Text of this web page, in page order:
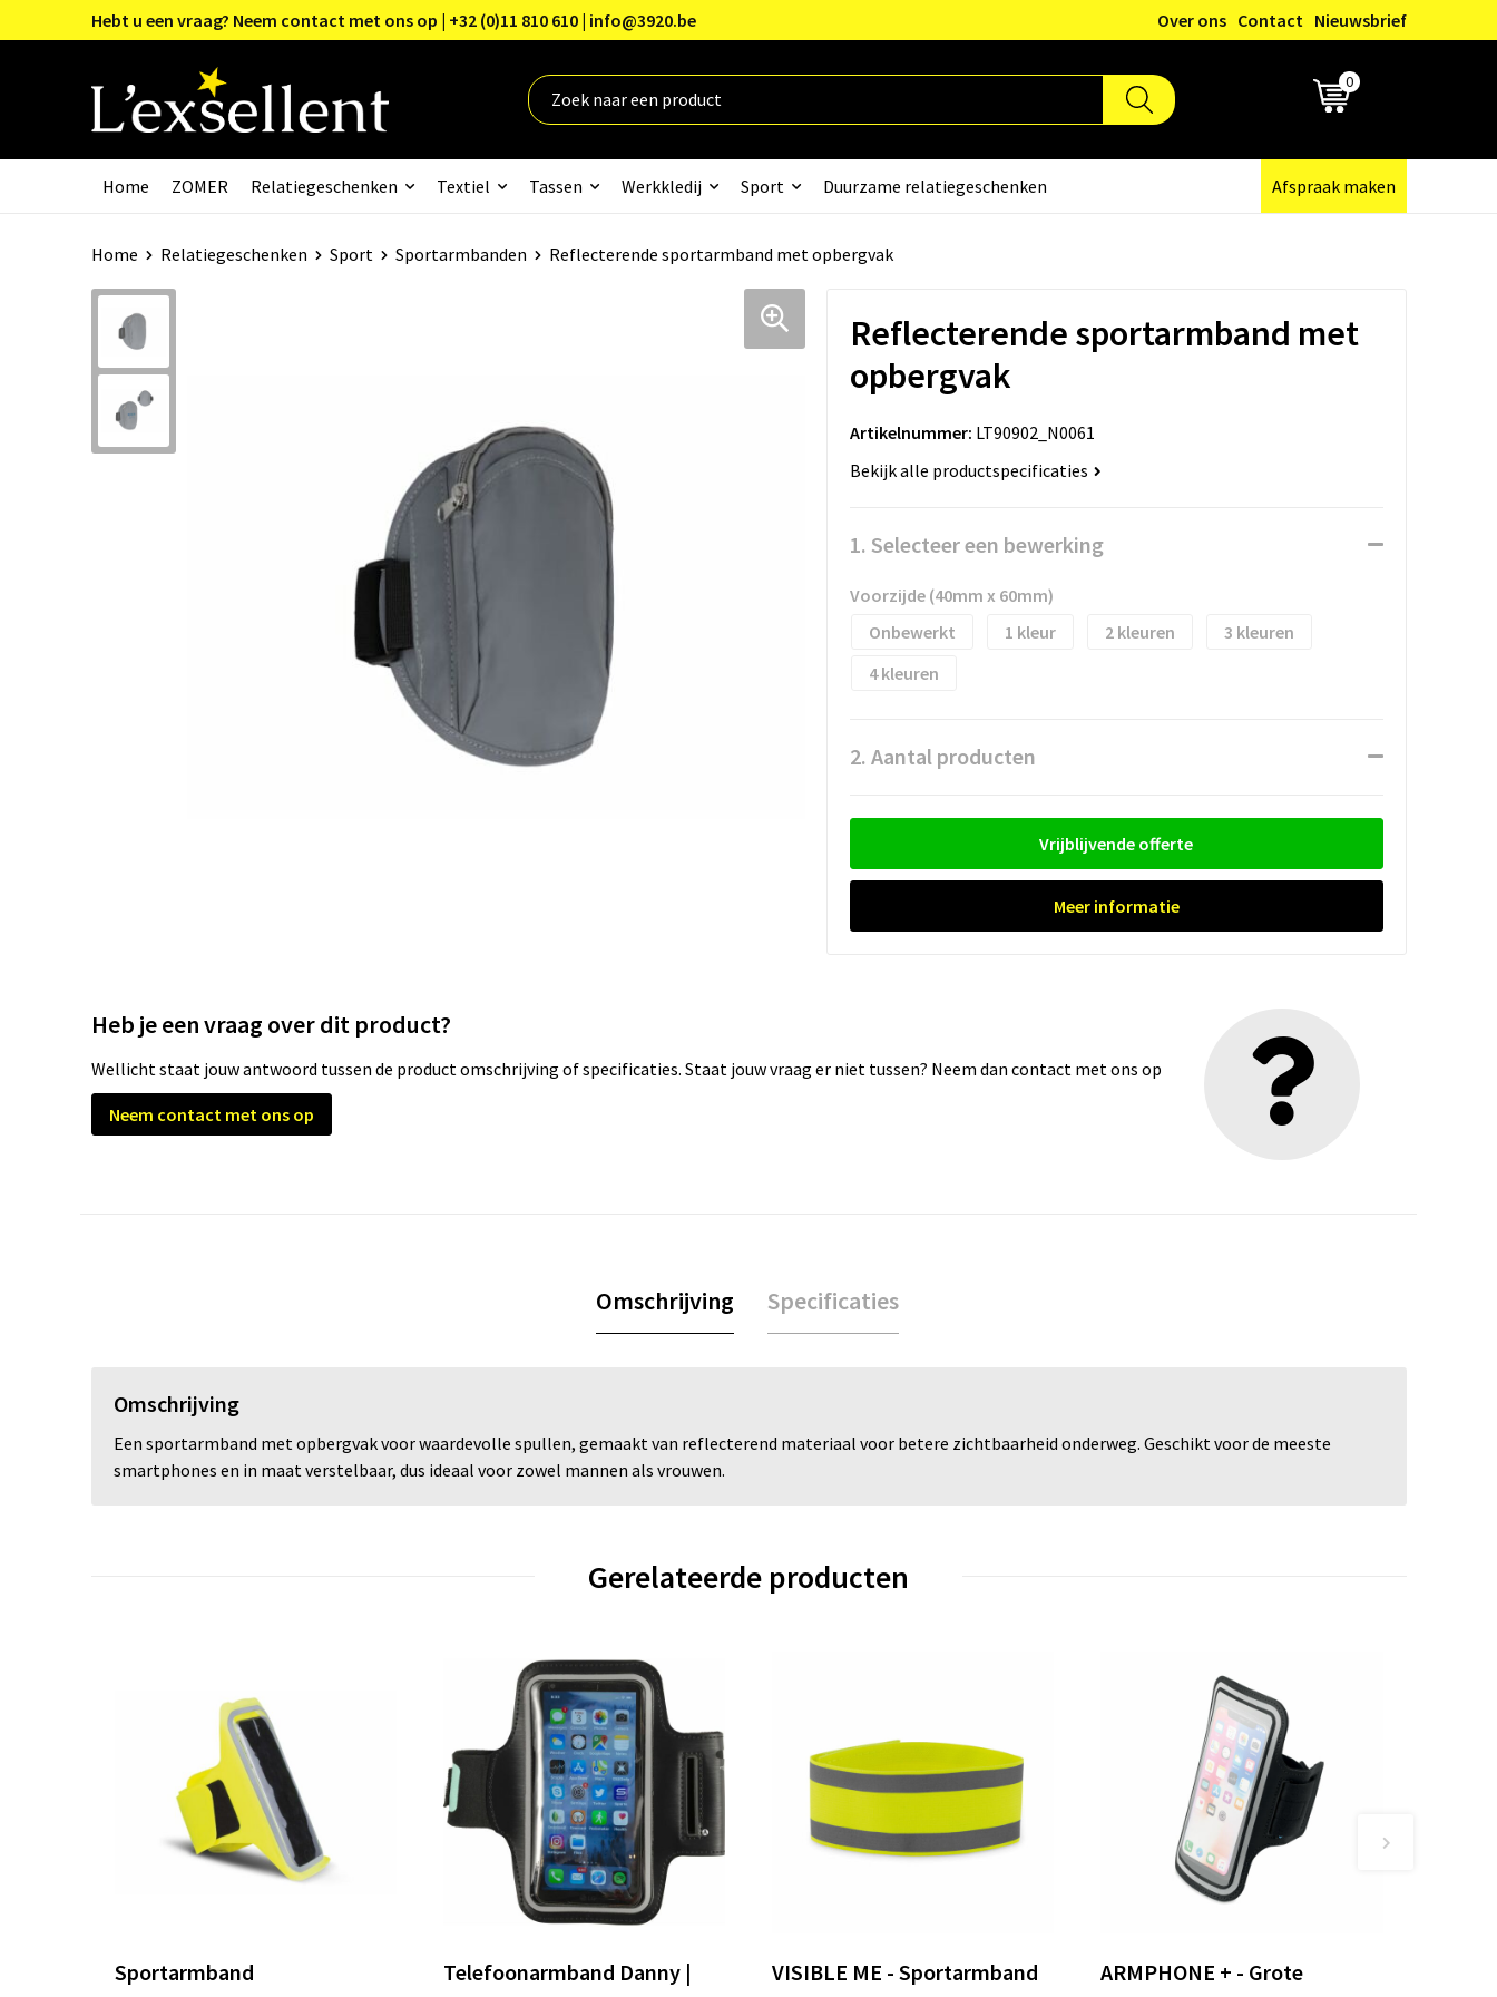
Hebt u een vraag? Neem contact met ons op | +32 (0)11 810 610 | info@3920.be Over ons Contact Nieuwsbrief
0
Home ZOMER Relatiegeschenken Textiel Tassen Werkkledij Sport Duurzame relatiegeschenken Afspraak maken
Home Relatiegeschenken Sport Sportarmbanden Reflecterende sportarmband met opbergvak
Reflecterende sportarmband met
opbergvak
Artikelnummer: LT90902_N0061
Bekijk alle productspecificaties
1. Selecteer een bewerking
Voorzijde (40mm x 60mm)
Onbewerkt
1 2
3
4
2. Aantal producten
Vrijblijvende offerte
Meer informatie
Heb je een vraag over dit product?
Wellicht staat jouw antwoord tussen de product omschrijving of specificaties. Staat jouw vraag er niet tussen? Neem dan contact met ons op
Neem contact met ons op
Omschrijving Specificaties
Omschrijving
Een sportarmband met opbergvak voor waardevolle spullen, gemaakt van reflecterend materiaal voor betere zichtbaarheid onderweg. Geschikt voor de meeste
smartphones en in maat verstelbaar, dus ideaal voor zowel mannen als vrouwen.
Gerelateerde producten
Sportarmband
Telefoonarmband Danny |
VISIBLE ME - Sportarmband
ARMPHONE + - Grote